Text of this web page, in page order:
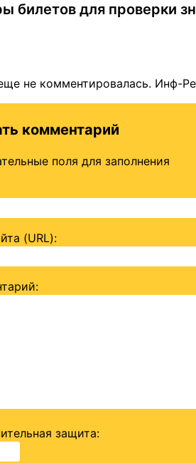
билетов для проверки
не комментировалась. Инф-
комментарий
поля для заполнения
(URL):
:
защита: